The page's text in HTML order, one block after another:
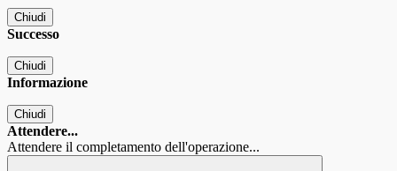
Chiudi
Successo
Chiudi
Informazione
Chiudi
Attendere...
Attendere il completamento dell'operazione...